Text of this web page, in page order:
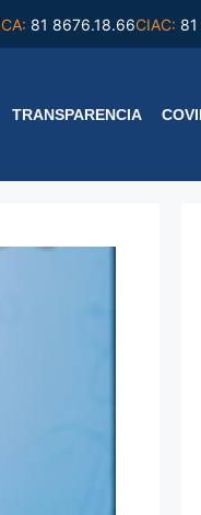
81 8676.18.66CIAC:
TRANSPARENCIA